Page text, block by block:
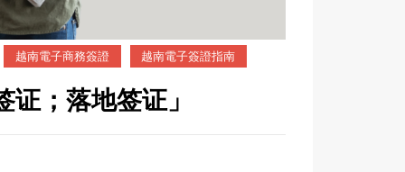
越南電子商務簽證 越南電子簽證指南
；落地签证」